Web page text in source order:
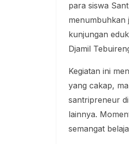
para siswa
menumbuhkan
kunjungan
Djamil
Kegiatan ini
yang cakap,
santripreneur
lainnya.
semangat